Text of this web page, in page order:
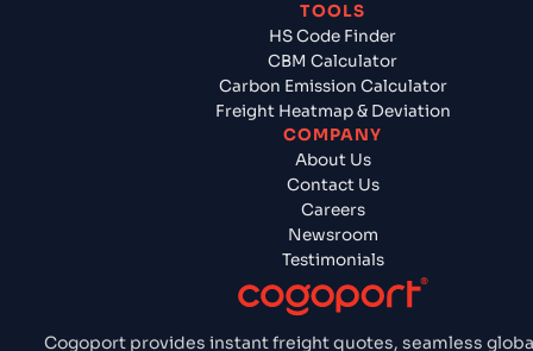
Cogoport provides instant freight quotes, seamless
TOOLS
HS Code Finder
CBM Calculator
Carbon Emission Calculator
Freight Heatmap & Deviation
COMPANY
About Us
Contact Us
Careers
Newsroom
Testimonials